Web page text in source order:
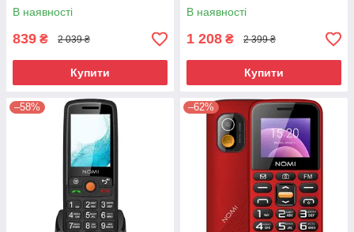
В наявності
839 ₴ 2 039 ₴
Купити
В наявності
1 208 ₴ 2 399 ₴
Купити
–58% –62%